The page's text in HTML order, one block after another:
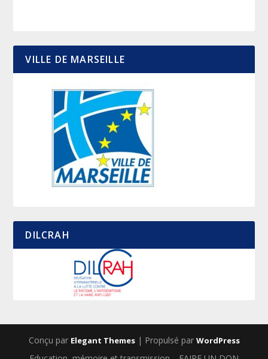
VILLE DE MARSEILLE
DILCRAH
Conçu par Elegant Themes| Propulsé par WordPress